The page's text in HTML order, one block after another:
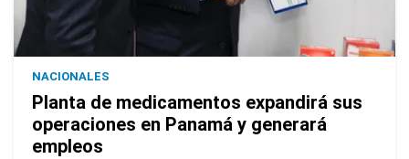
NACIONALES
Planta de medicamentos expandirá sus
operaciones en Panamá y generará
empleos